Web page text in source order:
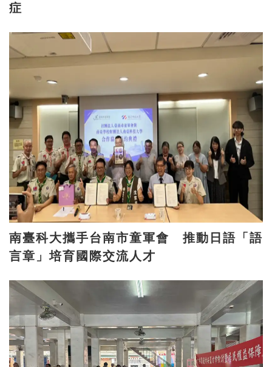
症
南臺科大攜手台南市童軍會 推動日語「語
言章」培育國際交流人才